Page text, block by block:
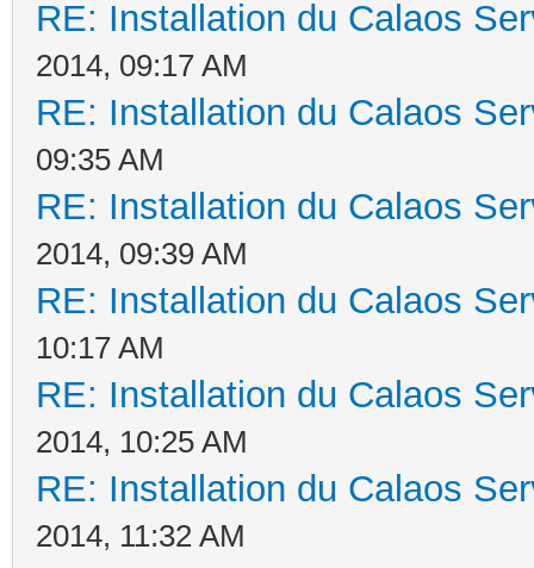
RE: Installation du Calaos
2014, 09:17 AM
RE: Installation du Calaos
09:35 AM
RE: Installation du Calaos
2014, 09:39 AM
RE: Installation du Calaos
10:17 AM
RE: Installation du Calaos
2014, 10:25 AM
RE: Installation du Calaos
2014, 11:32 AM